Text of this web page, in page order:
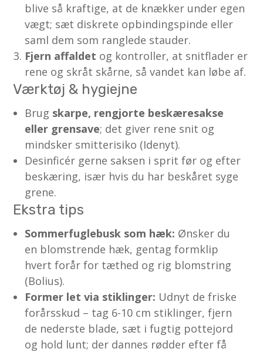
blive så kraftige, at de knækker under egen
vægt; sæt diskrete opbindingspinde eller
saml dem som ranglede stauder.
Fjern affaldet og kontroller, at snitflader er
rene og skråt skårne, så vandet kan løbe af.
Værktøj & hygiejne
Brug skarpe, rengjorte beskæresakse
eller grensave; det giver rene snit og
mindsker smitterisiko (Idenyt).
Desinficér gerne saksen i sprit før og efter
beskæring, især hvis du har beskåret syge
grene.
Ekstra tips
Sommerfuglebusk som hæk: Ønsker du
en blomstrende hæk, gentag formklip
hvert forår for tæthed og rig blomstring
(Bolius).
Former let via stiklinger: Udnyt de friske
forårsskud – tag 6-10 cm stiklinger, fjern
de nederste blade, sæt i fugtig pottejord
og hold lunt; der dannes rødder efter få